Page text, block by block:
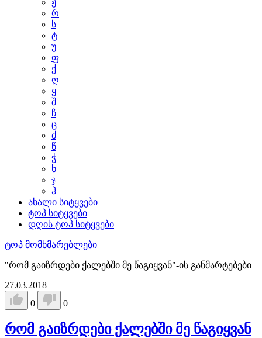
რ
ს
ტ
უ
ფ
ქ
ღ
ყ
შ
ჩ
ც
ძ
წ
ჭ
ხ
ჯ
ჰ
ახალი სიტყვები
ტოპ სიტყვები
დღის ტოპ სიტყვები
ტოპ მომხმარებლები
"რომ გაიზრდები ქალებში მე წაგიყვან"-ის განმარტებები
27.03.2018
0
0
რომ გაიზრდები ქალებში მე წაგიყვან